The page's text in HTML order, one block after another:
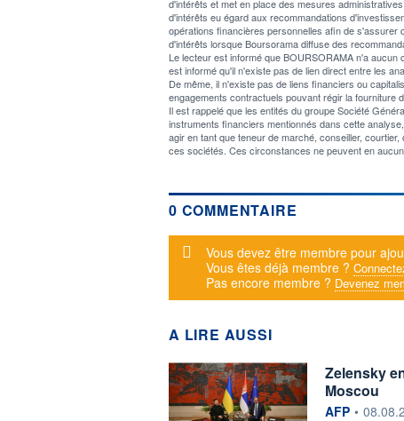
d'intérêts et met en place des mesures
d'intérêts eu égard aux recommandations
opérations financières personnelles afin de s'assurer
d'intérêts lorsque Boursorama diffuse des
Le lecteur est informé que BOURSORAMA n'a
est informé qu'il n'existe pas de lien direct entre les
De même, il n'existe pas de liens financiers ou
engagements contractuels pouvant régir la fourniture
Il est rappelé que les entités du groupe Société
instruments financiers mentionnés dans cette
agir en tant que teneur de marché, conseiller,
ces sociétés. Ces circonstances ne peuvent en
0 COMMENTAIRE
Message d'alerte
Vous devez être membre pour
Vous êtes déjà membre ?
Pas encore membre ? Devenez
A LIRE AUSSI
Zelensky
Moscou
information
AFP •